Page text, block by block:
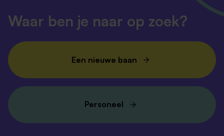
Waar ben je naar op zoek?
Een nieuwe baan
Personeel